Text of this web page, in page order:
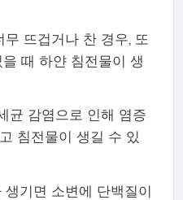
뜨겁거나 찬 경우, 또
때 하얀 침전물이 생
균 감염으로 인해 염증
침전물이 생길 수 있
기면 소변에 단백질이